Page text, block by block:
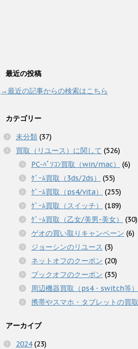
最近の投稿
→最近の記事からの検索はこちら
カテゴリー
未分類 (37)
買取（リユース）に関して (526)
PC-ﾊﾟｿｺﾝ買取（win/mac）
(6)
ｹﾞｰﾑ買取（3ds/2ds）
(55)
ｹﾞｰﾑ買取（ps4/vita）
(255)
ｹﾞｰﾑ買取（スイッチ）
(189)
ｹﾞｰﾑ買取（乙女/美男-美女）
(30)
ゲオの買い取りキャンペーン (6)
ジョーシンのリユース (3)
ネットオフのクーポン (20)
ブックオフのクーポン (35)
周辺機器買取（ps4・switch等）
携帯やスマホ・タブレットの買取
アーカイブ
2024(23)